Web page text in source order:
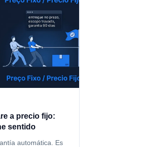
a precio fijo:
sentido
automática. Es